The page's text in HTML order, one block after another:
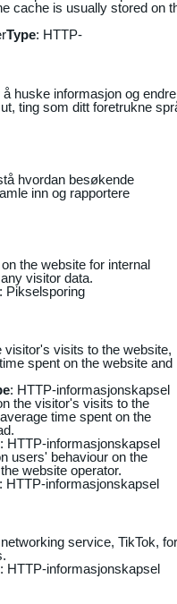
cache is usually stored on
Type: HTTP-
huske informasjon og
ting som ditt foretrukne
hvordan besøkende
inn og rapportere
the website for internal
visitor data.
: Pikselsporing
visits to the website,
spent on the website and
: HTTP-informasjonskapsel
the visitor's visits to the
time spent on the
: HTTP-informasjonskapsel
users' behaviour on the
website operator.
: HTTP-informasjonskapsel
service, TikTok, for
: HTTP-informasjonskapsel